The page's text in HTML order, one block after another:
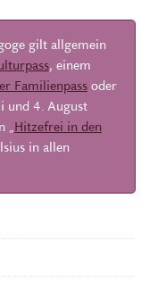
gilt allgemein
, einem
Familienpassoder
und 4. August
„Hitzefrei in den
in allen